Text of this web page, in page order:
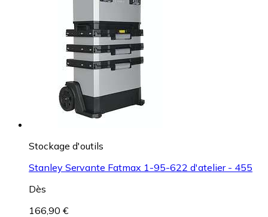
Stockage d'outils
Stanley Servante Fatmax 1-95-622 d'atelier - 455
Dès
166,90 €